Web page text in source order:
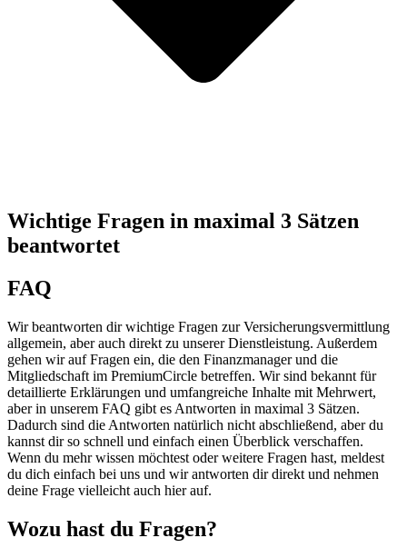
Wichtige Fragen in maximal 3 Sätzen
beantwortet
FAQ
Wir beantworten dir wichtige Fragen zur Versicherungsvermittlung
allgemein, aber auch direkt zu unserer Dienstleistung. Außerdem
gehen wir auf Fragen ein, die den Finanzmanager und die
Mitgliedschaft im PremiumCircle betreffen. Wir sind bekannt für
detaillierte Erklärungen und umfangreiche Inhalte mit Mehrwert,
aber in unserem FAQ gibt es Antworten in maximal 3 Sätzen.
Dadurch sind die Antworten natürlich nicht abschließend, aber du
kannst dir so schnell und einfach einen Überblick verschaffen.
Wenn du mehr wissen möchtest oder weitere Fragen hast, meldest
du dich einfach bei uns und wir antworten dir direkt und nehmen
deine Frage vielleicht auch hier auf.
Wozu hast du Fragen?